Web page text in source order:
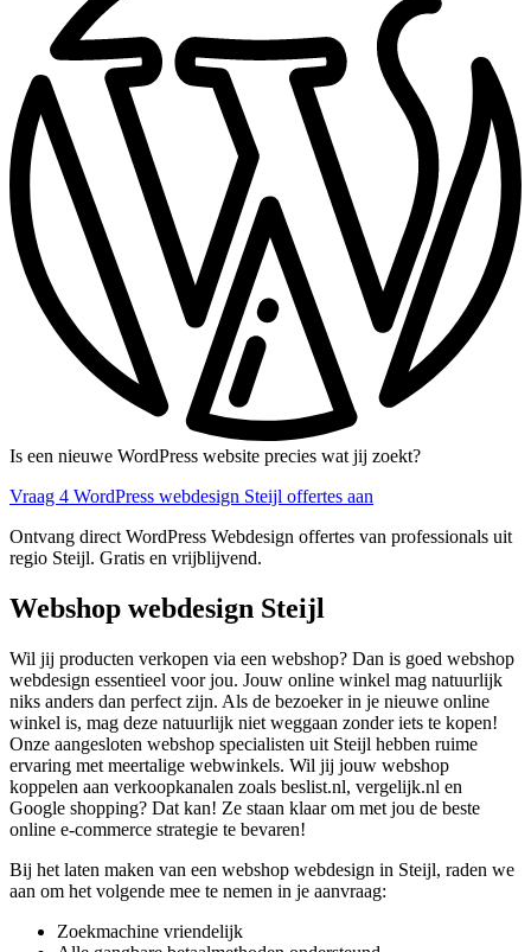
Is een nieuwe WordPress website precies wat jij zoekt?
Vraag 4 WordPress webdesign Steijl offertes aan
Ontvang direct WordPress Webdesign offertes van professionals uit
regio Steijl. Gratis en vrijblijvend.
Webshop webdesign Steijl
Wil jij producten verkopen via een webshop? Dan is goed webshop
webdesign essentieel voor jou. Jouw online winkel mag natuurlijk
niks anders dan perfect zijn. Als de bezoeker in je nieuwe online
winkel is, mag deze natuurlijk niet weggaan zonder iets te kopen!
Onze aangesloten webshop specialisten uit Steijl hebben ruime
ervaring met meertalige webwinkels. Wil jij jouw webshop
koppelen aan verkoopkanalen zoals beslist.nl, vergelijk.nl en
Google shopping? Dat kan! Ze staan klaar om met jou de beste
online e-commerce strategie te bevaren!
Bij het laten maken van een webshop webdesign in Steijl, raden we
aan om het volgende mee te nemen in je aanvraag:
Zoekmachine vriendelijk